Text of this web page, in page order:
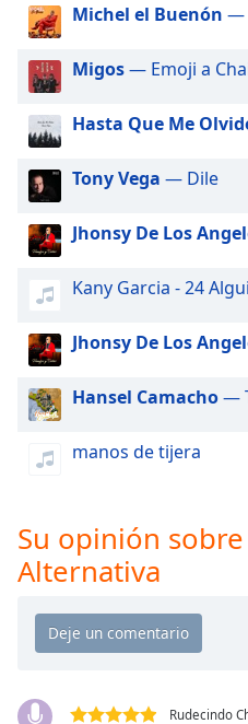
Audio
Track
Picture-
in-
Fullscreen
This
modal
window.
Beginning
dialog
window.
Escape
cancel
window.
Color
Michel el Buenón —
Migos— Emoji a
Hasta Que Me
Tony Vega — Dile
Jhonsy De Los
Kany Garcia - 24
Jhonsy De Los
Hansel Camacho—
manos de tijera
Su opinión
Alternativa
Rudecindo